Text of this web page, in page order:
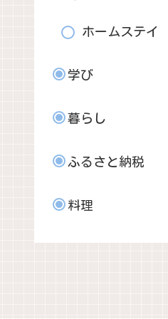
ホームステイ
学び
暮らし
ふるさと納税
料理